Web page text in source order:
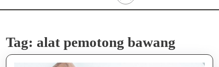
Tag: alat pemotong bawang